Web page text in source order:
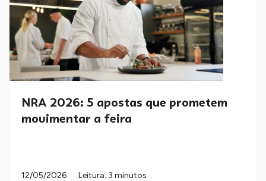
NRA 2026: 5 apostas que prometem
movimentar a feira
12/05/2026
Leitura: 3 minutos